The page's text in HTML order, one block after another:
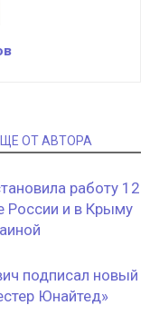
ОТ АВТОРА
работу 12
России и в Крыму
подписал новый
Юнайтед»